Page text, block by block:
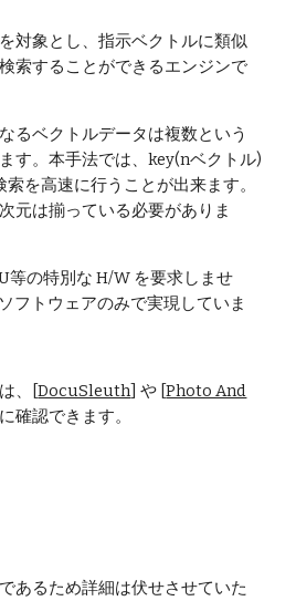
対象とし、指示ベクトルに類似
索することができるエンジンで
るベクトルデータは複数という
す。本手法では、key(nベクトル)
を高速に行うことが出来ます。
元は揃っている必要がありま
等の特別な H/W を要求しませ
フトウェアのみで実現していま
、[DocuSleuth] や [Photo And
確認できます。
あるため詳細は伏せさせていた